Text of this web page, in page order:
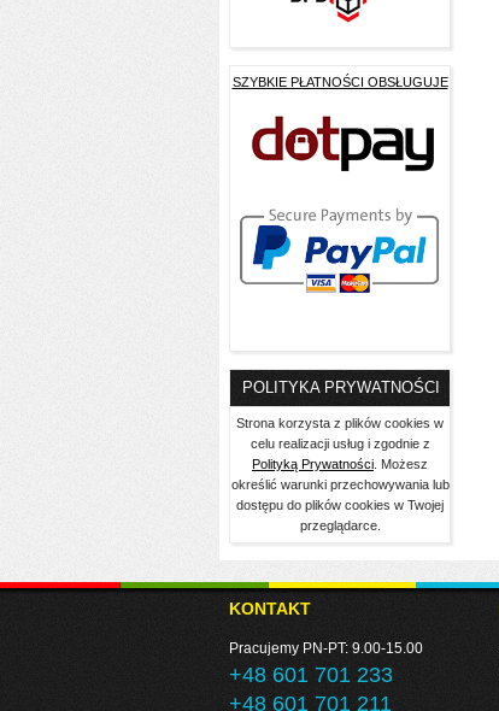
SZYBKIE PŁATNOŚCI OBSŁUGUJE
POLITYKA PRYWATNOŚCI
Strona korzysta z plików cookies w
celu realizacji usług i zgodnie z
Polityką Prywatności . Możesz
określić warunki przechowywania lub
dostępu do plików cookies w Twojej
przeglądarce.
KONTAKT
Pracujemy PN-PT: 9.00-15.00
+48 601 701 233
+48 601 701 211